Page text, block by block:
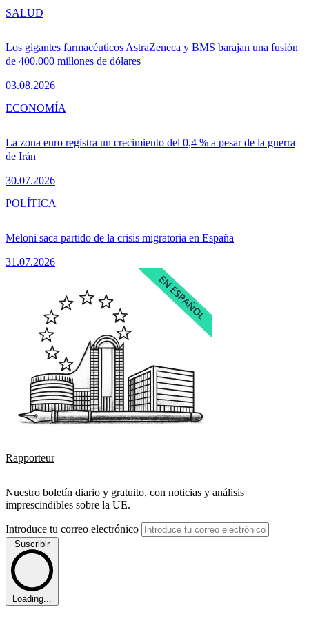
Los gigantes farmacéuticos AstraZeneca y BMS barajan una fusión
de 400.000 millones de dólares
03.08.2026
SALUD
La zona euro registra un crecimiento del 0,4 % a pesar de la guerra
de Irán
30.07.2026
ECONOMÍA
Meloni saca partido de la crisis migratoria en España
31.07.2026
POLÍTICA
Rapporteur
Nuestro boletín diario y gratuito, con noticias y análisis
imprescindibles sobre la UE.
Introduce tu correo electrónico
Suscribir
Loading...